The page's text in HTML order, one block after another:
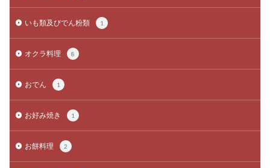
いも類及びでん粉類 1
オクラ料理 8
おでん 1
お好み焼き 1
お餅料理 2